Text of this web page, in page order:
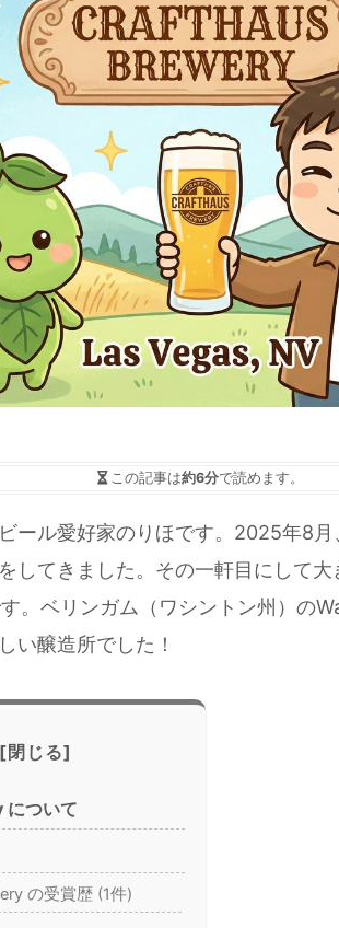
この記事は約6分で読めます。
ール愛好家のりほです。2025年8月
してきました。その一軒目にして
。ベリンガム（ワシントン州）の
い醸造所でした！
ついて
の受賞歴 (1件)